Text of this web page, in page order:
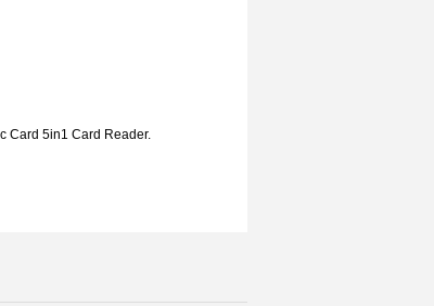
Card 5in1 Card Reader.